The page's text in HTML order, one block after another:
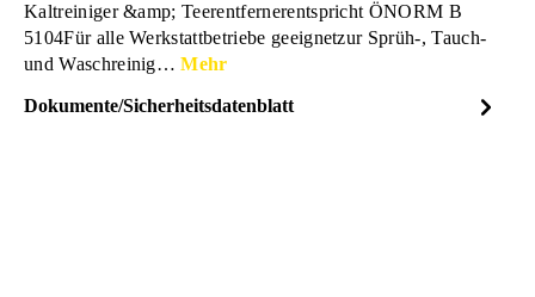
Kaltreiniger &amp; Teerentfernerentspricht ÖNORM B
5104Für alle Werkstattbetriebe geeignetzur Sprüh-, Tauch-
und Waschreinig…Mehr
Dokumente/Sicherheitsdatenblatt